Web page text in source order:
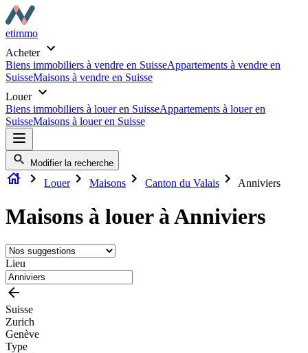
etimmo
Acheter
Biens immobiliers à vendre en SuisseAppartements à vendre en
SuisseMaisons à vendre en Suisse
Louer
Biens immobiliers à louer en SuisseAppartements à louer en
SuisseMaisons à louer en Suisse
Modifier la recherche
Louer Maisons Canton du Valais Anniviers
Maisons à louer à Anniviers
Lieu
Suisse
Zurich
Genève
Type